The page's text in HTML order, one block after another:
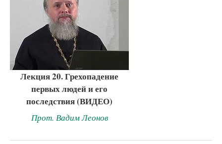
Лекция 20. Грехопадение
первых людей и его
последствия (ВИДЕО)
Прот. Вадим Леонов